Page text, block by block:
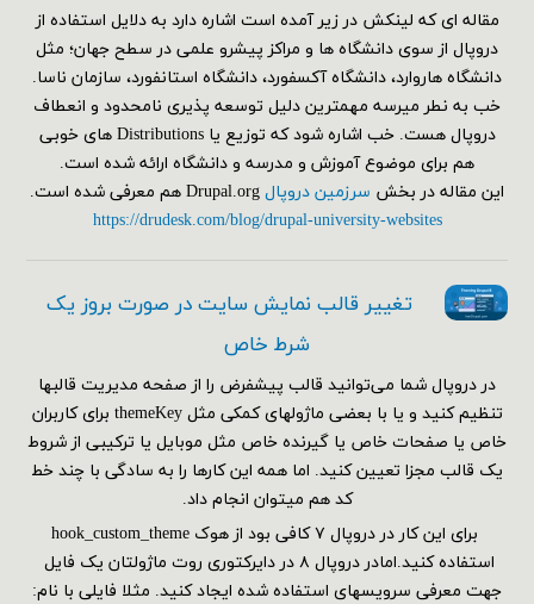
مقاله ای که لینکش در زیر آمده است اشاره دارد به دلایل استفاده از
دروپال از سوی دانشگاه ها و مراکز پیشرو علمی در سطح جهان؛ مثل
دانشگاه هاروارد، دانشگاه آکسفورد، دانشگاه استانفورد، سازمان ناسا.
خب به نطر میرسه مهمترین دلیل توسعه پذیری نامحدود و انعطاف
دروپال هست. خب اشاره شود که توزیع یا Distributions های خوبی
هم برای موضوع آموزش و مدرسه و دانشگاه ارائه شده است.
این مقاله در بخش سرزمین دروپالDrupal.org هم معرفی شده است.
https://drudesk.com/blog/drupal-university-websites
تغییر قالب نمایش سایت در صورت بروز یک
شرط خاص
در دروپال شما می‌توانید قالب پیشفرض را از صفحه مدیریت قالبها
تنظیم کنید و یا با بعضی ماژولهای کمکی مثل themeKey برای کاربران
خاص یا صفحات خاص یا گیرنده خاص مثل موبایل یا ترکیبی از شروط
یک قالب مجزا تعیین کنید. اما همه این کارها را به سادگی با چند خط
کد هم می‎توان انجام داد.
برای این کار در دروپال ۷ کافی بود از هوک hook_custom_theme
استفاده کنید.امادر دروپال ۸ در دایرکتوری روت ماژولتان یک فایل
جهت معرفی سرویسهای استفاده شده ایجاد کنید. مثلا فایلی با نام: